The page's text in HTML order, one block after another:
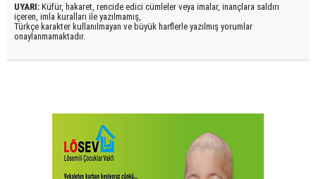
UYARI: Küfür, hakaret, rencide edici cümleler veya imalar, inançlara saldırı
içeren, imla kuralları ile yazılmamış,
Türkçe karakter kullanılmayan ve büyük harflerle yazılmış yorumlar
onaylanmamaktadır.